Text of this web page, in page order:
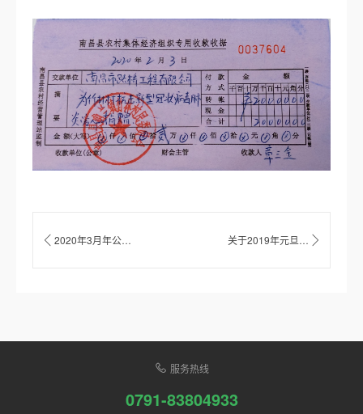
2020年3月年公益捐款 关于2019年元旦放假通知
服务热线
0791-83804933